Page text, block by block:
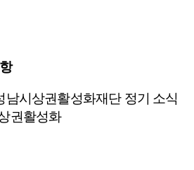
남시상권활성화재단 정기 소식
권활성화